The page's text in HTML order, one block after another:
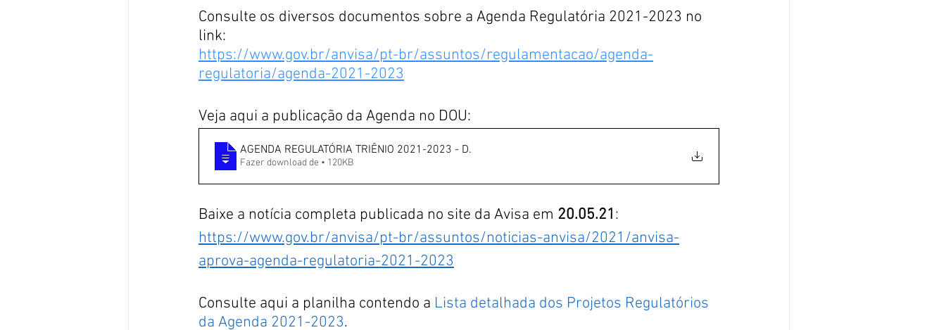
Consulte os diversos documentos sobre a Agenda Regulatória 2021-2023 no
link:
https://www.gov.br/anvisa/pt-br/assuntos/regulamentacao/agenda-
regulatoria/agenda-2021-2023
Veja aqui a publicação da Agenda no DOU:
AGENDA REGULATÓRIA TRIÊNIO 2021-2023 - D.
Fazer download de • 120KB
Baixe a notícia completa publicada no site da Avisa em 20.05.21:
https://www.gov.br/anvisa/pt-br/assuntos/noticias-anvisa/2021/anvisa-
aprova-agenda-regulatoria-2021-2023
Consulte aqui a planilha contendo a Lista detalhada dos Projetos Regulatórios
da Agenda 2021-2023.